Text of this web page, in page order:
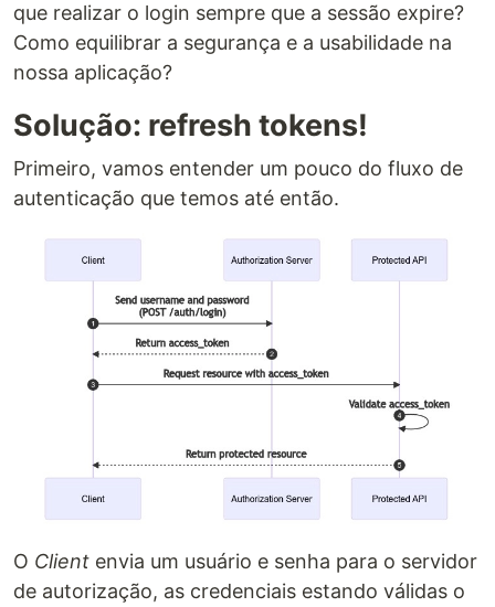
que realizar o login sempre que a sessão expire?
Como equilibrar a segurança e a usabilidade na
nossa aplicação?
Solução: refresh tokens!
Primeiro, vamos entender um pouco do fluxo de
autenticação que temos até então.
O Client envia um usuário e senha para o servidor
de autorização, as credenciais estando válidas o